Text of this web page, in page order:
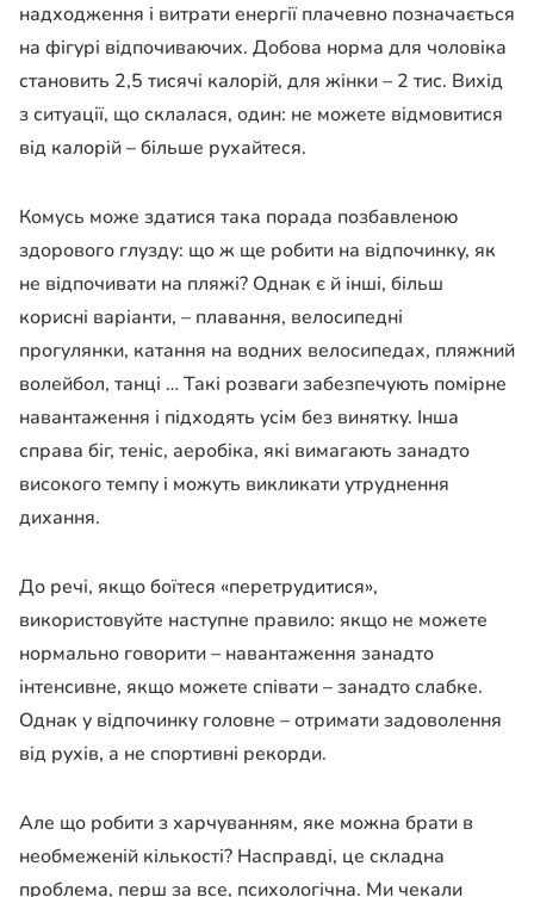
надходження і витрати енергії плачевно позначається
на фігурі відпочиваючих. Добова норма для чоловіка
становить 2,5 тисячі калорій, для жінки – 2 тис. Вихід
з ситуації, що склалася, один: не можете відмовитися
від калорій – більше рухайтеся.
Комусь може здатися така порада позбавленою
здорового глузду: що ж ще робити на відпочинку, як
не відпочивати на пляжі? Однак є й інші, більш
корисні варіанти, – плавання, велосипедні
прогулянки, катання на водних велосипедах, пляжний
волейбол, танці … Такі розваги забезпечують помірне
навантаження і підходять усім без винятку. Інша
справа біг, теніс, аеробіка, які вимагають занадто
високого темпу і можуть викликати утруднення
дихання.
До речі, якщо боїтеся «перетрудитися»,
використовуйте наступне правило: якщо не можете
нормально говорити – навантаження занадто
інтенсивне, якщо можете співати – занадто слабке.
Однак у відпочинку головне – отримати задоволення
від рухів, а не спортивні рекорди.
Але що робити з харчуванням, яке можна брати в
необмеженій кількості? Насправді, це складна
проблема, перш за все, психологічна. Ми чекали